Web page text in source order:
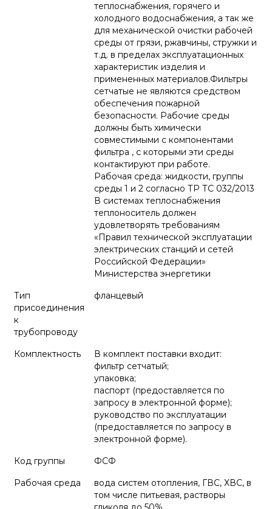
теплоснабжения, горячего и
холодного водоснабжения, а так же
для механической очистки рабочей
среды от грязи, ржавчины, стружки и
т.д. в пределах эксплуатационных
характеристик изделия и
примененных материалов.Фильтры
сетчатые не являются средством
обеспечения пожарной
безопасности. Рабочие среды
должны быть химически
совместимыми с компонентами
фильтра , с которыми эти среды
контактируют при работе.
Рабочая среда: жидкости, группы
среды 1 и 2 согласно ТР ТС 032/2013
В системах теплоснабжения
теплоноситель должен
удовлетворять требованиям
«Правил технической эксплуатации
электрических станций и сетей
Российской Федерации»
Министерства энергетики
Тип
присоединения
к
трубопроводу
фланцевый
Комплектность
В комплект поставки входит:
фильтр сетчатый;
упаковка;
паспорт (предоставляется по
запросу в электронной форме);
руководство по эксплуатации
(предоставляется по запросу в
электронной форме).
Код группы
ФСФ
Рабочая среда
вода систем отопления, ГВС, ХВС, в
том числе питьевая, растворы